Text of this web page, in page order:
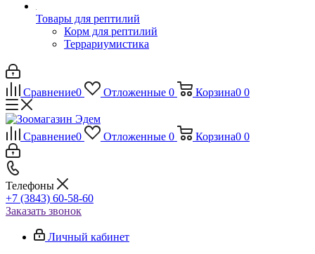
Товары для рептилий
Корм для рептилий
Террариумистика
Сравнение0 Отложенные 0 Корзина0 0
Сравнение0 Отложенные 0 Корзина0 0
Телефоны
+7 (3843) 60-58-60
Заказать звонок
Личный кабинет